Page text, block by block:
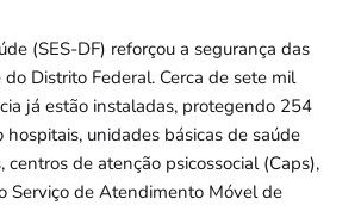
(SES-DF) reforçou a segurança das
Distrito Federal. Cerca de sete mil
já estão instaladas, protegendo 254
hospitais, unidades básicas de saúde
centros de atenção psicossocial (Caps),
Serviço de Atendimento Móvel de